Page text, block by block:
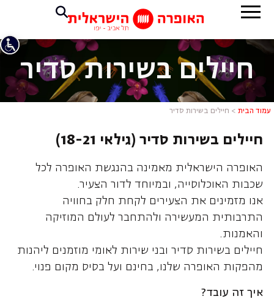
חיילים בשירות סדיר
עמוד הבית > חיילים בשירות סדיר
חיילים בשירות סדיר (גילאי 18-21)
האופרה הישראלית מאמינה בהנגשת האופרה לכל
שכבות האוכלוסייה, ובמיוחד לדור הצעיר.
אנו מזמינים את הצעירים לקחת חלק בחוויה
התרבותית המעשירה ולהתחבר לעולם המוזיקה
והאמנות.
חיילים בשירות סדיר ובני שירות לאומי מוזמנים ליהנות
מהפקות האופרה שלנו, בחינם ועל בסיס מקום פנוי.
איך זה עובד?